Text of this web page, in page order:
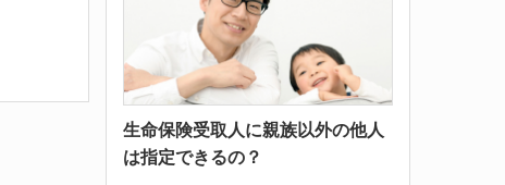
生命保険受取人に親族以外の他人
は指定できるの？